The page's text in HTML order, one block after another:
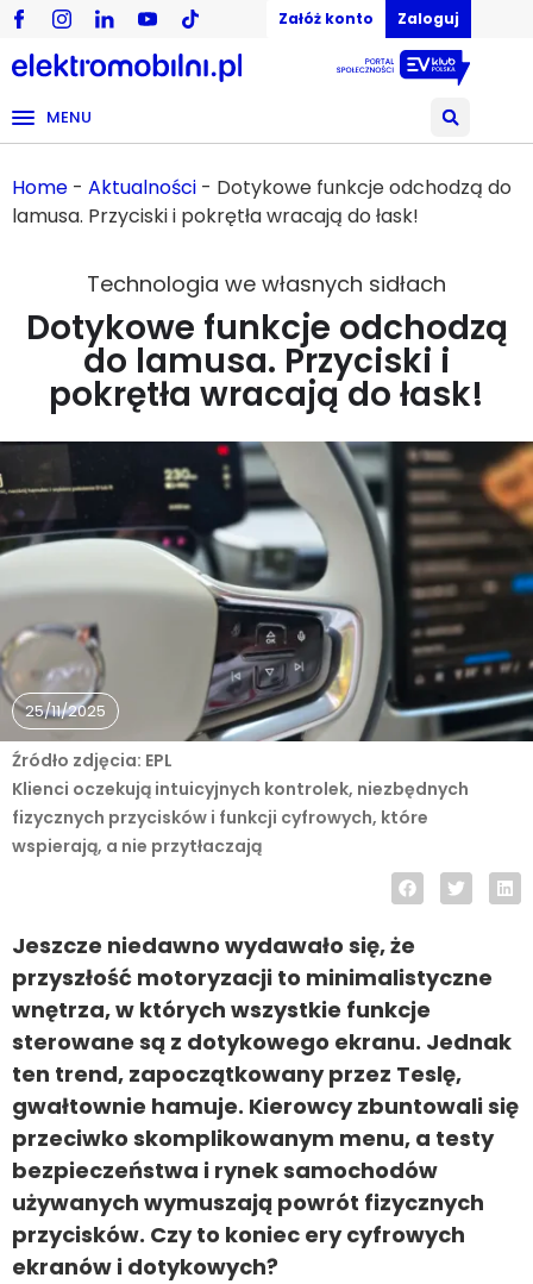
Załóż konto Zaloguj
MENU
Home - Aktualności - Dotykowe funkcje odchodzą do
lamusa. Przyciski i pokrętła wracają do łask!
Technologia we własnych sidłach
Dotykowe funkcje odchodzą
do lamusa. Przyciski i
pokrętła wracają do łask!
25/11/2025
Klienci oczekują intuicyjnych kontrolek, niezbędnych
fizycznych przycisków i funkcji cyfrowych, które
wspierają, a nie przytłaczają
Źródło zdjęcia: EPL
Jeszcze niedawno wydawało się, że
przyszłość motoryzacji to minimalistyczne
wnętrza, w których wszystkie funkcje
sterowane są z dotykowego ekranu. Jednak
ten trend, zapoczątkowany przez Teslę,
gwałtownie hamuje. Kierowcy zbuntowali się
przeciwko skomplikowanym menu, a testy
bezpieczeństwa i rynek samochodów
używanych wymuszają powrót fizycznych
przycisków. Czy to koniec ery cyfrowych
ekranów i dotykowych?